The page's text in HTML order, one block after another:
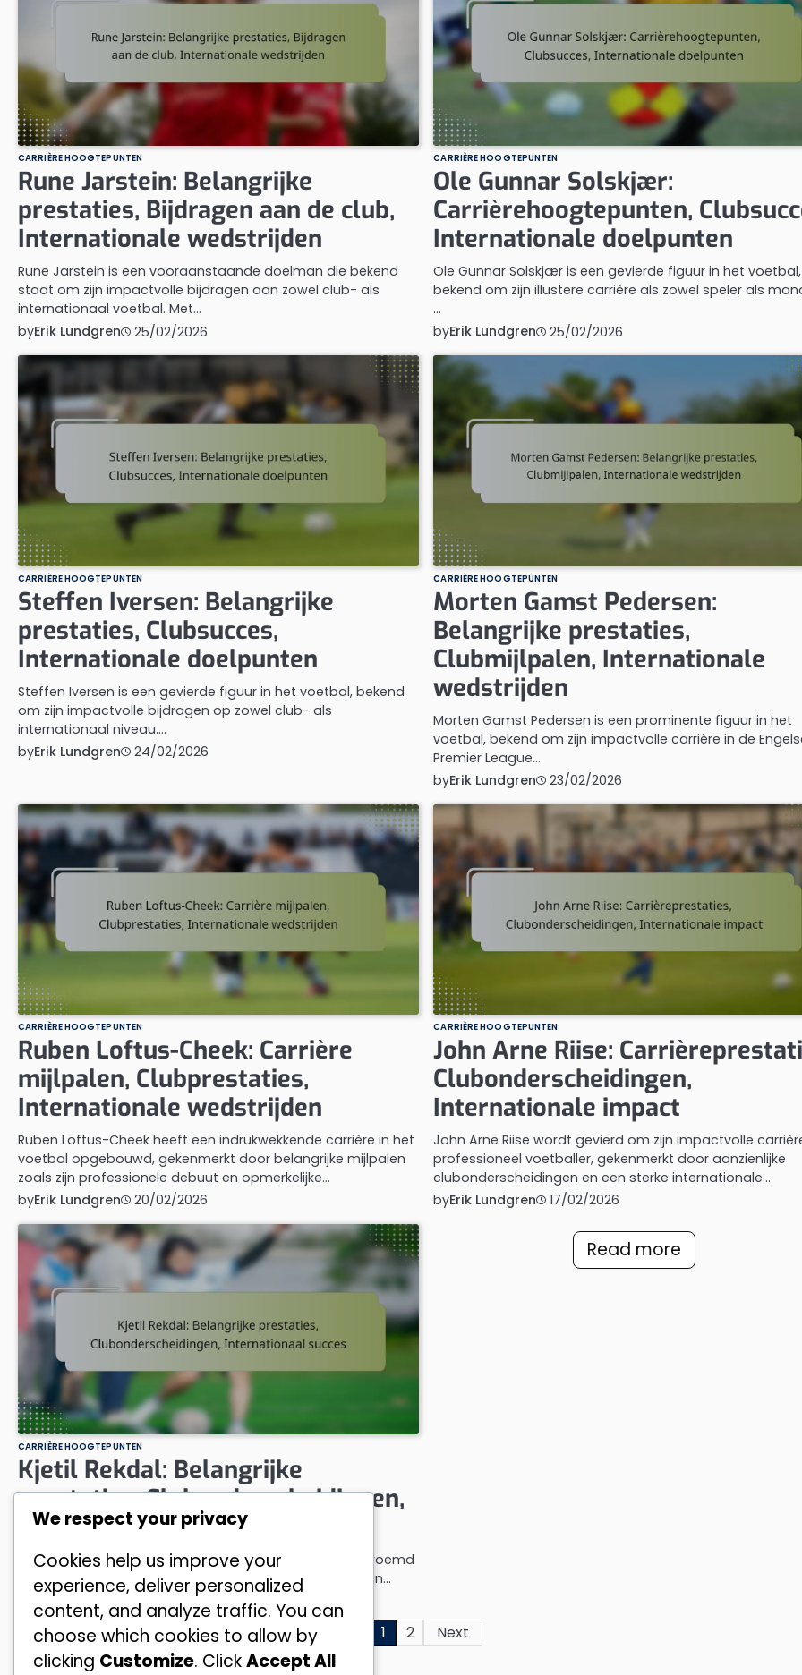
CARRIÈRE HOOGTEPUNTEN
Rune Jarstein: Belangrijke
prestaties, Bijdragen aan de club,
Internationale wedstrijden
Rune Jarstein is een vooraanstaande doelman die bekend
staat om zijn impactvolle bijdragen aan zowel club- als
internationaal voetbal. Met…
byErik Lundgren 25/02/2026
CARRIÈRE HOOGTEPUNTEN
Ole Gunnar Solskjær:
Carrièrehoogtepunten,
Internationale doelpunten
Ole Gunnar Solskjær is een gevierde figuur in het voetbal,
bekend om zijn illustere carrière als zowel speler als
…
byErik Lundgren 25/02/2026
CARRIÈRE HOOGTEPUNTEN
Steffen Iversen: Belangrijke
prestaties, Clubsucces,
Internationale doelpunten
Steffen Iversen is een gevierde figuur in het voetbal, bekend
om zijn impactvolle bijdragen op zowel club- als
internationaal niveau.…
byErik Lundgren 24/02/2026
CARRIÈRE HOOGTEPUNTEN
Morten Gamst Pedersen:
Belangrijke prestaties,
Clubmijlpalen, Internationale
wedstrijden
Morten Gamst Pedersen is een prominente figuur in het
voetbal, bekend om zijn impactvolle carrière in de
Premier League…
byErik Lundgren 23/02/2026
CARRIÈRE HOOGTEPUNTEN
Ruben Loftus-Cheek: Carrière
mijlpalen, Clubprestaties,
Internationale wedstrijden
Ruben Loftus-Cheek heeft een indrukwekkende carrière in het
voetbal opgebouwd, gekenmerkt door belangrijke mijlpalen
zoals zijn professionele debuut en opmerkelijke…
byErik Lundgren 20/02/2026
CARRIÈRE HOOGTEPUNTEN
John Arne Riise:
Clubonderscheidingen,
Internationale impact
John Arne Riise wordt gevierd om zijn impactvolle
professioneel voetballer, gekenmerkt door aanzienlijke
clubonderscheidingen en een sterke internationale…
byErik Lundgren 17/02/2026
CARRIÈRE HOOGTEPUNTEN
Kjetil Rekdal: Belangrijke
prestaties, Clubonderscheidingen,
Internationaal succes
Kjetil Rekdal is een prominente figuur in het voetbal, beroemd
om zijn impactvolle rollen als zowel speler als coach. Zijn…
Erik Lundgren 13/02/2026
Read more
Posts
pagination
1 2 Next
We respect your privacy
Cookies help us improve your
experience, deliver personalized
content, and analyze traffic. You can
choose which cookies to allow by
clicking Customize. ClickAccept All